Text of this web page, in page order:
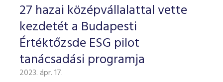
27 hazai középvállalattal vette
kezdetét a Budapesti
Értéktőzsde ESG pilot
tanácsadási programja
2023. ápr. 17.